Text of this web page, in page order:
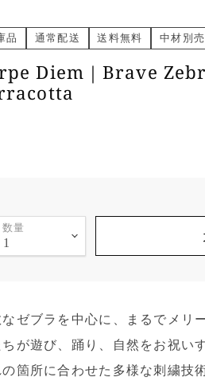
品 通常配送 送料無料 中材別売
Diem｜Brave
数量
なゼブラを中心に、まるでメリ
ちが遊び、踊り、自然をお祝い
の箇所に合わせた多様な刺繍技